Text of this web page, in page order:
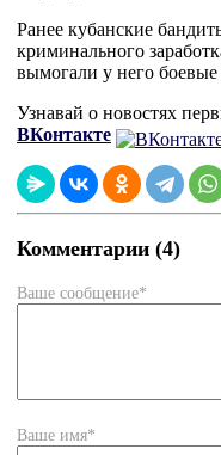
Ранее кубанские
криминального
вымогали у него боевые
Узнавай о новостях
ВКонтакте
Комментарии (4)
Ваше сообщение*
Ваше имя*